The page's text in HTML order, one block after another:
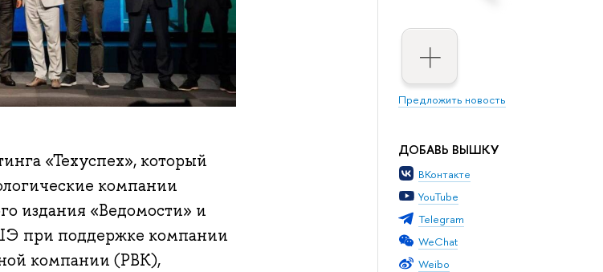
Предложить новость
ДОБАВЬ ВЫШКУ
ВКонтакте
YouTube
Telegram
WeChat
Weibo
«Техуспех», который
компании
издания «Ведомости» и
поддержке компании
компании (РВК),